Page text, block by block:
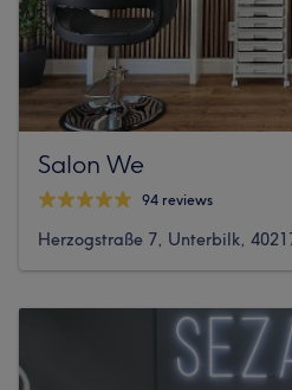
Salon We
94 reviews
Herzogstraße 7, Unterbilk,